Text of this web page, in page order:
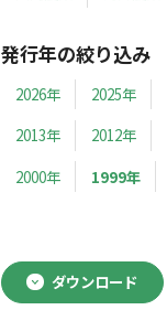
発行年の絞り込み
2026年 2025年
2013年
2012年
2000年
1999年
ダウンロード